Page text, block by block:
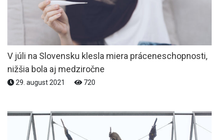
V júli na Slovensku klesla miera práceneschopnosti,
nižšia bola aj medziročne
29. august 2021 720